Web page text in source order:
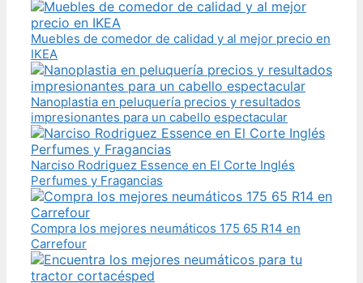
Muebles de comedor de calidad y al mejor precio en
IKEA
Nanoplastia en peluquería precios y resultados
impresionantes para un cabello espectacular
Narciso Rodriguez Essence en El Corte Inglés
Perfumes y Fragancias
Compra los mejores neumáticos 175 65 R14 en
Carrefour